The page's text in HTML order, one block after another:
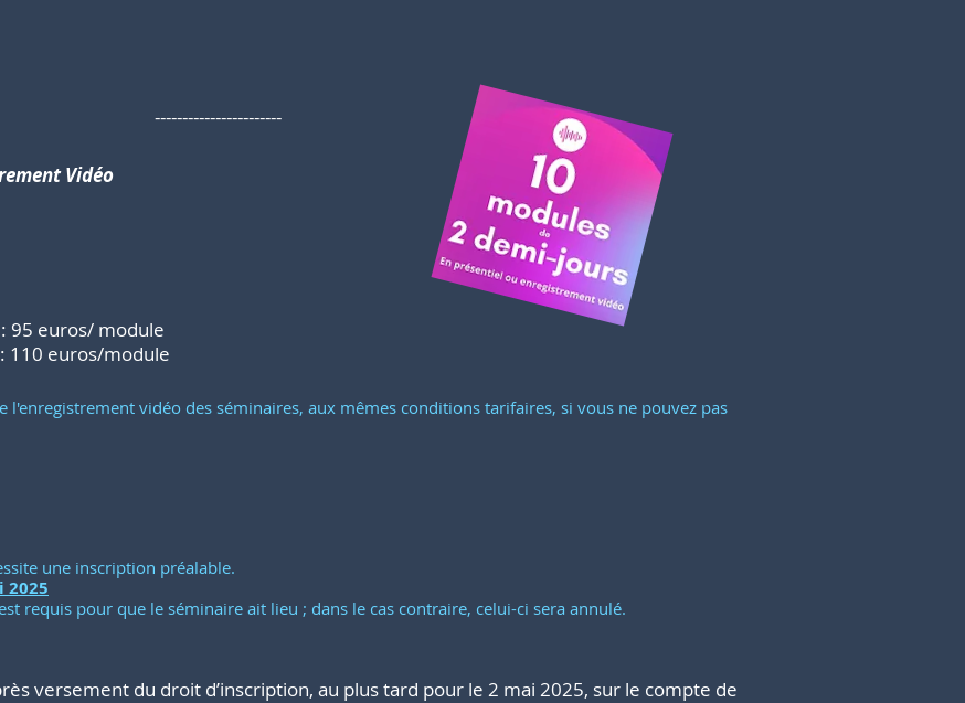
-----------------------
Vidéo
95 euros/ module
110 euros/module
l'enregistrement vidéo des séminaires, aux mêmes conditions tarifaires, si vous ne pouvez pas
une inscription préalable.
2025
est requis pour que le séminaire ait lieu ; dans le cas contraire, celui-ci sera annulé.
versement du droit d’inscription, au plus tard pour le 2 mai 2025, sur le compte de